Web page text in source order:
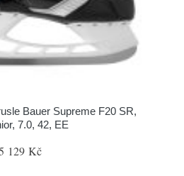
Bauer Supreme F20 SR,
7.0, 42, EE
129 Kč